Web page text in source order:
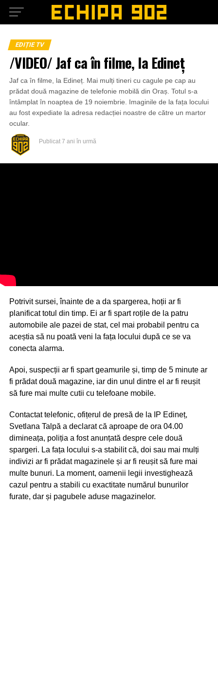
EDIȚIE TV
/VIDEO/ Jaf ca în filme, la Edineț
Jaf ca în filme, la Edineț. Mai mulți tineri cu cagule pe cap au
prădat două magazine de telefonie mobilă din Oraș. Totul s-a
întâmplat în noaptea de 19 noiembrie. Imaginile de la fața locului
au fost expediate la adresa redacției noastre de către un martor
ocular.
Publicat 7 ani în urmă
Potrivit sursei, înainte de a da spargerea, hoții ar fi
planificat totul din timp. Ei ar fi spart roțile de la patru
automobile ale pazei de stat, cel mai probabil pentru ca
aceștia să nu poată veni la fața locului după ce se va
conecta alarma.
Apoi, suspecții ar fi spart geamurile și, timp de 5 minute ar
fi prădat două magazine, iar din unul dintre el ar fi reușit
să fure mai multe cutii cu telefoane mobile.
Contactat telefonic, ofițerul de presă de la IP Edineț,
Svetlana Talpă a declarat că aproape de ora 04.00
dimineața, poliția a fost anunțată despre cele două
spargeri. La fața locului s-a stabilit că, doi sau mai mulți
indivizi ar fi prădat magazinele și ar fi reușit să fure mai
multe bunuri. La moment, oamenii legii investighează
cazul pentru a stabili cu exactitate numărul bunurilor
furate, dar și pagubele aduse magazinelor.